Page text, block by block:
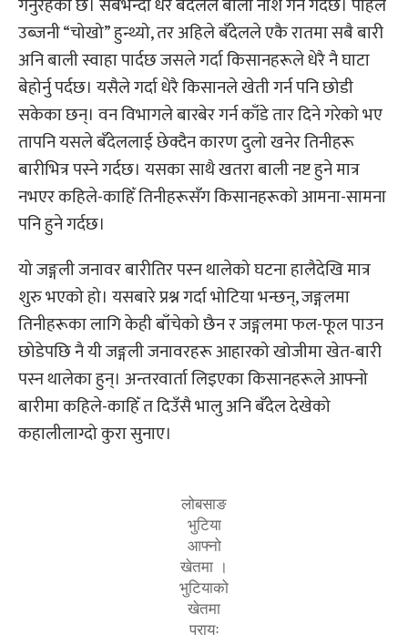
गर्नुरहेको छ। सबैभन्दा धेरै बँदेलले बाली नाश गर्ने गर्दछ। पहिले
उब्जनी “चोखो” हुन्थ्यो, तर अहिले बँदेलले एकै रातमा सबै बारी
अनि बाली स्वाहा पार्दछ जसले गर्दा किसानहरूले धेरै नै घाटा
बेहोर्नु पर्दछ। यसैले गर्दा धेरै किसानले खेती गर्न पनि छोडी
सकेका छन्। वन विभागले बारबेर गर्न काँडे तार दिने गरेको भए
तापनि यसले बँदेललाई छेक्दैन कारण दुलो खनेर तिनीहरू
बारीभित्र पस्ने गर्दछ। यसका साथै खतरा बाली नष्ट हुने मात्र
नभएर कहिले-काहिँ तिनीहरूसँग किसानहरूको आमना-सामना
पनि हुने गर्दछ।
यो जङ्गली जनावर बारीतिर पस्न थालेको घटना हालैदेखि मात्र
शुरु भएको हो। यसबारे प्रश्न गर्दा भोटिया भन्छन्, जङ्गलमा
तिनीहरूका लागि केही बाँचेको छैन र जङ्गलमा फल-फूल पाउन
छोडेपछि नै यी जङ्गली जनावरहरू आहारको खोजीमा खेत-बारी
पस्न थालेका हुन्। अन्तरवार्ता लिइएका किसानहरूले आफ्नो
बारीमा कहिले-काहिँ त दिउँसै भालु अनि बँदेल देखेको
कहालीलाग्दो कुरा सुनाए।
लोबसाङ
भुटिया
आफ्नो
खेतमा ।
भुटियाको
खेतमा
प्रायः